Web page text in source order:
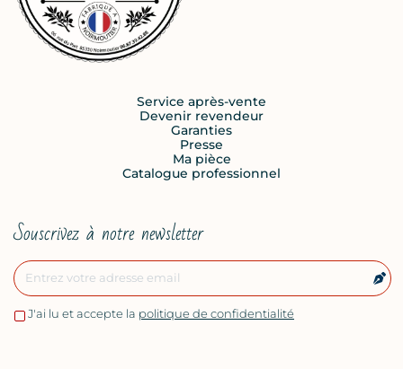
Service après-vente
Devenir revendeur
Garanties
Presse
Ma pièce
Catalogue professionnel
Souscrivez à notre newsletter
J'ai lu et accepte la politique de confidentialité